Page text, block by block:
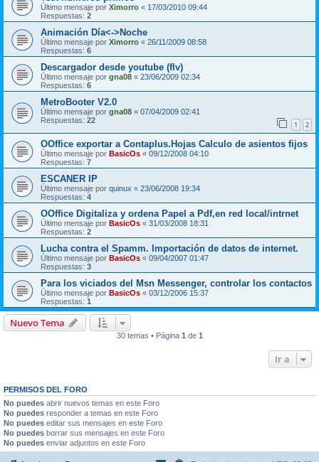
Último mensaje por Ximorro « 17/03/2010 09:44
Respuestas: 2
Animación Día<->Noche
Último mensaje por Ximorro « 26/11/2009 08:58
Respuestas: 6
Descargador desde youtube (flv)
Último mensaje por gna08 « 23/06/2009 02:34
Respuestas: 6
MetroBooter V2.0
Último mensaje por gna08 « 07/04/2009 02:41
Respuestas: 22 1 2
OOffice exportar a Contaplus.Hojas Calculo de asientos fijos
Último mensaje por BasicOs « 09/12/2008 04:10
Respuestas: 7
ESCANER IP
Último mensaje por quinux « 23/06/2008 19:34
Respuestas: 4
OOffice Digitaliza y ordena Papel a Pdf,en red local/intrnet
Último mensaje por BasicOs « 31/03/2008 18:31
Respuestas: 2
Lucha contra el Spamm. Importación de datos de internet.
Último mensaje por BasicOs « 09/04/2007 01:47
Respuestas: 3
Para los viciados del Msn Messenger, controlar los contactos
Último mensaje por BasicOs « 03/12/2006 15:37
Respuestas: 1
Nuevo Tema
30 temas • Página 1 de 1
Ir a
PERMISOS DEL FORO
No puedes abrir nuevos temas en este Foro
No puedes responder a temas en este Foro
No puedes editar sus mensajes en este Foro
No puedes borrar sus mensajes en este Foro
No puedes enviar adjuntos en este Foro